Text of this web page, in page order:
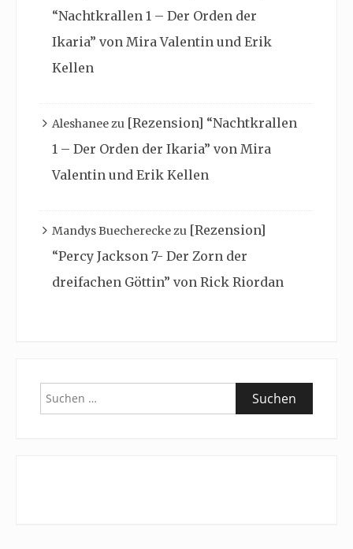
“Nachtkrallen 1 – Der Orden der
Ikaria” von Mira Valentin und Erik
Kellen
Aleshaneezu [Rezension] “Nachtkrallen
1 – Der Orden der Ikaria” von Mira
Valentin und Erik Kellen
Mandys Buechereckezu [Rezension]
“Percy Jackson 7- Der Zorn der
dreifachen Göttin” von Rick Riordan
Suchen
nach: